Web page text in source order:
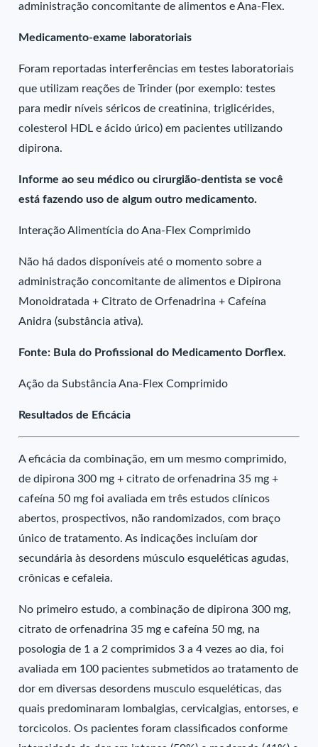
administração concomitante de alimentos e Ana-Flex.
Medicamento-exame laboratoriais
Foram reportadas interferências em testes laboratoriais
que utilizam reações de Trinder (por exemplo: testes
para medir níveis séricos de creatinina, triglicérides,
colesterol HDL e ácido úrico) em pacientes utilizando
dipirona.
Informe ao seu médico ou cirurgião-dentista se você
está fazendo uso de algum outro medicamento.
Interação Alimentícia do Ana-Flex Comprimido
Não há dados disponíveis até o momento sobre a
administração concomitante de alimentos e Dipirona
Monoidratada + Citrato de Orfenadrina + Cafeína
Anidra (substância ativa).
Fonte: Bula do Profissional do Medicamento Dorflex.
Ação da Substância Ana-Flex Comprimido
Resultados de Eficácia
A eficácia da combinação, em um mesmo comprimido,
de dipirona 300 mg + citrato de orfenadrina 35 mg +
cafeína 50 mg foi avaliada em três estudos clínicos
abertos, prospectivos, não randomizados, com braço
único de tratamento. As indicações incluíam dor
secundária às desordens músculo esqueléticas agudas,
crônicas e cefaleia.
No primeiro estudo, a combinação de dipirona 300 mg,
citrato de orfenadrina 35 mg e cafeína 50 mg, na
posologia de 1 a 2 comprimidos 3 a 4 vezes ao dia, foi
avaliada em 100 pacientes submetidos ao tratamento de
dor em diversas desordens musculo esqueléticas, das
quais predominaram lombalgias, cervicalgias, entorses, e
torcicolos. Os pacientes foram classificados conforme